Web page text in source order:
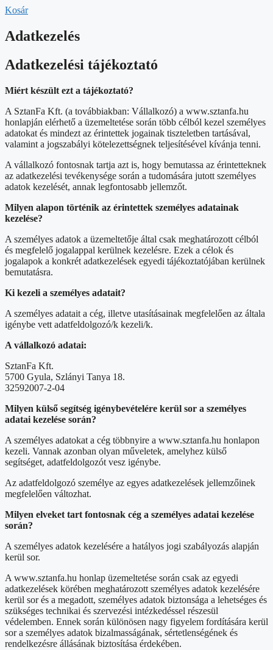
Kosár
Adatkezelés
Adatkezelési tájékoztató
Miért készült ezt a tájékoztató?
A SztanFa Kft. (a továbbiakban: Vállalkozó) a www.sztanfa.hu
honlapján elérhető a üzemeltetése során több célból kezel személyes
adatokat és mindezt az érintettek jogainak tiszteletben tartásával,
valamint a jogszabályi kötelezettségnek teljesítésével kívánja tenni.
A vállalkozó fontosnak tartja azt is, hogy bemutassa az érintetteknek
az adatkezelési tevékenysége során a tudomására jutott személyes
adatok kezelését, annak legfontosabb jellemzőt.
Milyen alapon történik az érintettek személyes adatainak
kezelése?
A személyes adatok a üzemeltetője által csak meghatározott célból
és megfelelő jogalappal kerülnek kezelésre. Ezek a célok és
jogalapok a konkrét adatkezelések egyedi tájékoztatójában kerülnek
bemutatásra.
Ki kezeli a személyes adatait?
A személyes adatait a cég, illetve utasításainak megfelelően az általa
igénybe vett adatfeldolgozó/k kezeli/k.
A vállalkozó adatai:
SztanFa Kft.
5700 Gyula, Szlányi Tanya 18.
32592007-2-04
Milyen külső segítség igénybevételére kerül sor a személyes
adatai kezelése során?
A személyes adatokat a cég többnyire a www.sztanfa.hu honlapon
kezeli. Vannak azonban olyan műveletek, amelyhez külső
segítséget, adatfeldolgozót vesz igénybe.
Az adatfeldolgozó személye az egyes adatkezelések jellemzőinek
megfelelően változhat.
Milyen elveket tart fontosnak cég a személyes adatai kezelése
során?
A személyes adatok kezelésére a hatályos jogi szabályozás alapján
kerül sor.
A www.sztanfa.hu honlap üzemeltetése során csak az egyedi
adatkezelések körében meghatározott személyes adatok kezelésére
kerül sor és a megadott, személyes adatok biztonsága a lehetséges és
szükséges technikai és szervezési intézkedéssel részesül
védelemben. Ennek során különösen nagy figyelem fordítására kerül
sor a személyes adatok bizalmasságának, sértetlenségének és
rendelkezésre állásának biztosítása érdekében.